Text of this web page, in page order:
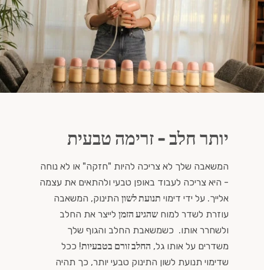
יותר חלב - זרימה טבעית
המשאבה שלך לא צריכה להיות "חזקה" או לא נוחה
- היא צריכה לעבוד באופן טבעי ולהתאים את עצמה
אלייך. על ידי דימוי תנועת לשון התינוק, המשאבה
עוזרת לשדר למוח שהגיע הזמן לייצר את החלב
ולשחרר אותו. כשמשאבת החלב והגוף שלך
משדרים על אותו גל, החלב זורם בטבעיות! ככל
שדימוי תנועת לשון התינוק טבעי יותר, כך תהיה